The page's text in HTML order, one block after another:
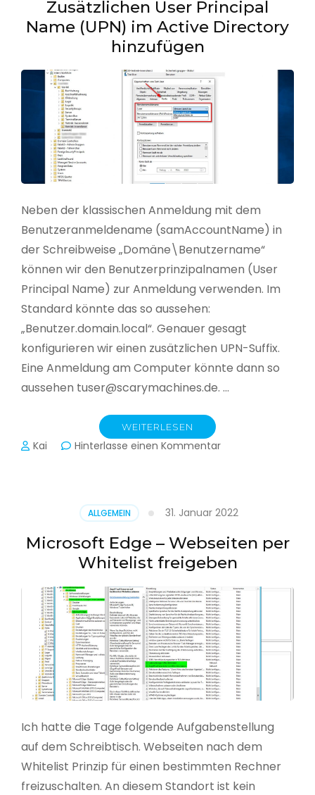
Zusätzlichen User Principal
Name (UPN) im Active Directory
hinzufügen
Neben der klassischen Anmeldung mit dem
Benutzeranmeldename (samAccountName) in
der Schreibweise „Domäne\Benutzername“
können wir den Benutzerprinzipalnamen (User
Principal Name) zur Anmeldung verwenden. Im
Standard könnte das so aussehen:
„Benutzer.domain.local“. Genauer gesagt
konfigurieren wir einen zusätzlichen UPN-Suffix.
Eine Anmeldung am Computer könnte dann so
aussehen tuser@scarymachines.de. …
WEITERLESEN
Kai Hinterlasse einen Kommentarzu
(UPN)
im
Active
Directory
ALLGEMEIN 31. Januar 2022
Microsoft Edge – Webseiten per
Whitelist freigeben
Ich hatte die Tage folgende Aufgabenstellung
auf dem Schreibtisch. Webseiten nach dem
Whitelist Prinzip für einen bestimmten Rechner
freizuschalten. An diesem Standort ist kein